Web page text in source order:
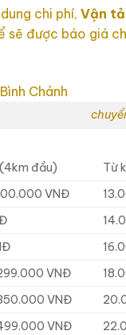
chi phí, Vận
sẽ được báo giá
đầu) Từ
VNĐ
VNĐ
VNĐ
VNĐ